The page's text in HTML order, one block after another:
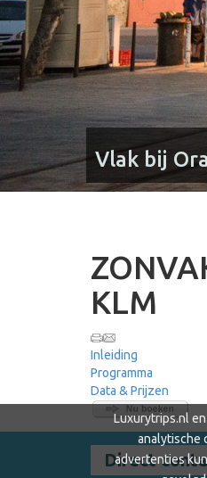
Luxurytrips.nl
analytische
advertenties
Vlak bij
KLM
Inleiding
Programma
Data & Prijzen
Direct